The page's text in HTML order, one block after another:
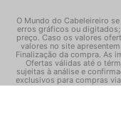
O Mundo do Cabeleireiro
erros gráficos ou digitados;
preço. Caso os valores
valores no site
Finalização da compra. As
Ofertas válidas até o
sujeitas à análise e
exclusivos para compras